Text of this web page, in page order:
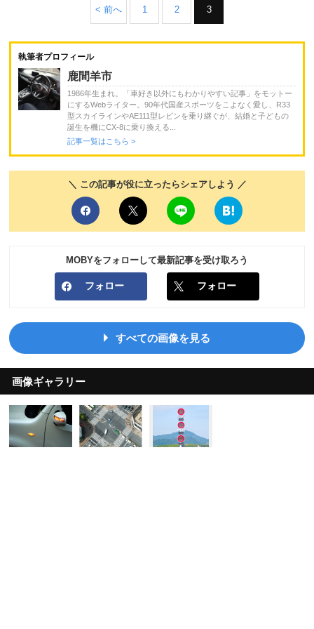
< 前へ 1 2 3
執筆者プロフィール
鹿間羊市
1986年生まれ。「車好き以外にもわかりやすい記事」をモットー
にするWebライター。90年代国産スポーツをこよなく愛し、R33
型スカイラインやAE111型レビンを乗り継ぐが、結婚と子どもの
誕生を機にCX-8に乗り換える...
記事一覧はこちら >
＼ この記事が役に立ったらシェアしよう ／
MOBYをフォローして最新記事を受け取ろう
フォロー フォロー
すべての画像を見る
画像ギャラリー